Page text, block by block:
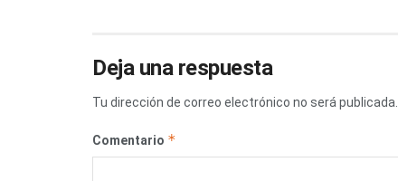
Deja una respuesta
Tu dirección de correo electrónico no será publicada.
Comentario *